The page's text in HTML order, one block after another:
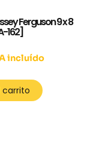
Ferguson 9 x 8
162]
incluído
carrito